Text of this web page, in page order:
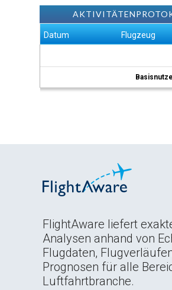
Datum Flugzeug
FlightAware liefert
Analysen anhand von
Flugdaten,
Prognosen für alle
Luftfahrtbranche.